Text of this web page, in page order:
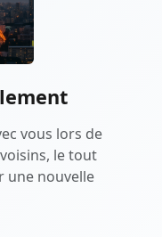
vous lors de
le tout
une nouvelle